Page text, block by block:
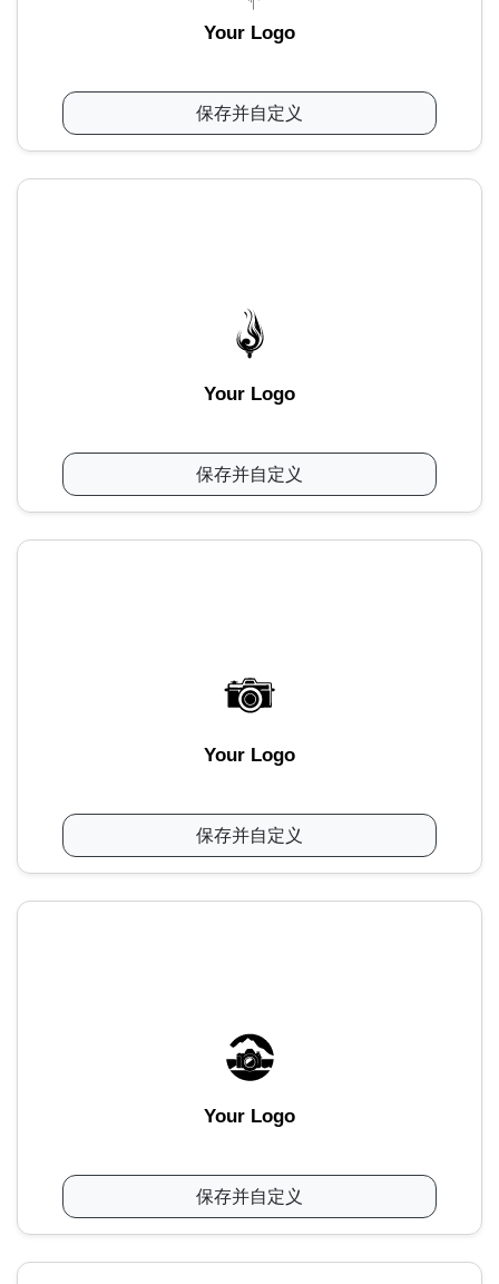
Your Logo
保存并自定义
Your Logo
保存并自定义
Your Logo
保存并自定义
Your Logo
保存并自定义